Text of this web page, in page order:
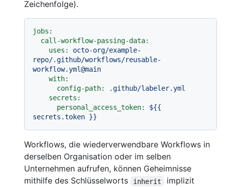
Zeichenfolge).
jobs:
call-workflow-passing-data:
uses:
octo-org/example-
repo/.github/workflows/reusable-
workflow.yml@main
with:
config-path:
.github/labeler.yml
secrets:
personal_access_token:
${{
secrets.token }}
Workflows, die wiederverwendbare Workflows in
derselben Organisation oder im selben
Unternehmen aufrufen, können Geheimnisse
mithilfe des Schlüsselworts
inherit
implizit